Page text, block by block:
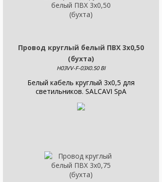
Провод круглый белый ПВХ 3х0,50
(бухта)
H03VV-F-03X0.50 BI
Белый кабель круглый 3x0,5 для
светильников. SALCAVI SpA